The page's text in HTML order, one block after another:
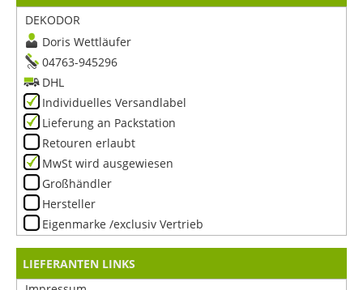
DEKODOR
Doris Wettläufer
04763-945296
DHL
Individuelles Versandlabel
Lieferung an Packstation
Retouren erlaubt
MwSt wird ausgewiesen
Großhändler
Hersteller
Eigenmarke /exclusiv Vertrieb
LIEFERANTEN LINKS